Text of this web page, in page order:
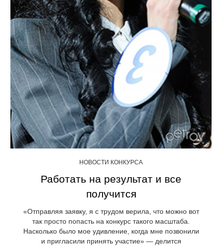
НОВОСТИ КОНКУРСА
Работать на результат и все
получится
«Отправляя заявку, я с трудом верила, что можно вот
так просто попасть на конкурс такого масштаба.
Насколько было мое удивление, когда мне позвонили
и пригласили принять участие» — делится